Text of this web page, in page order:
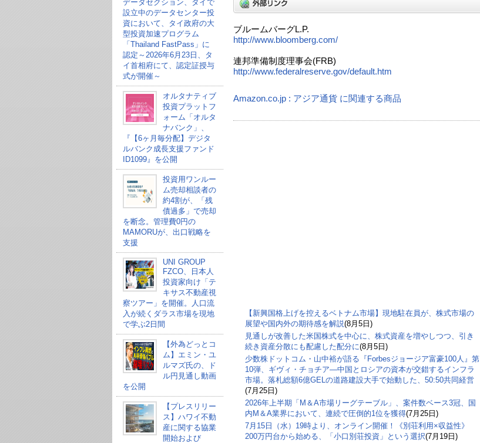
データセクション、タイで
設立中のデータセンター投
資において、タイ政府の大
型投資加速プログラム
「Thailand FastPass」に
認定～2026年6月23日、タ
イ首相府にて、認定証授与
式が開催～
オルタナティブ
投資プラットフ
ォーム「オルタ
ナバンク」、
『【6ヶ月毎分配】デジタ
ルバンク成長支援ファンド
ID1099』を公開
投資用ワンルー
ム売却相談者の
約4割が、「残
債過多」で売却
を断念。管理費0円の
MAMORUが、出口戦略を
支援
UNI GROUP
FZCO、日本人
投資家向け「テ
キサス不動産視
察ツアー」を開催。人口流
入が続くダラス市場を現地
で学ぶ2日間
【外為どっとコ
ム】エミン・ユ
ルマズ氏の、ド
ル円見通し動画
を公開
【プレスリリー
ス】ハワイ不動
産に関する協業
開始および
ブルームバーグL.P.
http://www.bloomberg.com/
連邦準備制度理事会(FRB)
http://www.federalreserve.gov/default.htm
Amazon.co.jp : アジア通貨 に関連する商品
【新興国格上げを控えるベトナム市場】現地駐在員が、株式市場の
展望や国内外の期待感を解説(8月5日)
見通しが改善した米国株式を中心に、株式資産を増やしつつ、引き
続き資産分散にも配慮した配分に(8月5日)
少数株ドットコム・山中裕が語る『Forbesジョージア富豪100人』第
10弾、ギヴィ・チョチア―中国とロシアの資本が交錯するインフラ
市場。落札総額6億GELの道路建設大手で始動した、50:50共同経営
(7月25日)
2026年上半期「M＆A市場リーグテーブル」、案件数ベース3冠、国
内M＆A業界において、連続で圧倒的1位を獲得(7月25日)
7月15日（水）19時より、オンライン開催！《別荘利用×収益性》
200万円台から始める、「小口別荘投資」という選択(7月19日)